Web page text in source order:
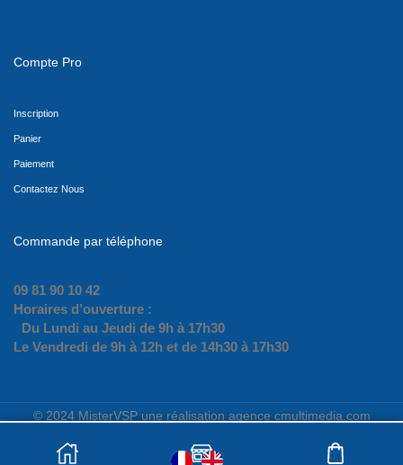
Compte Pro
Inscription
Panier
Paiement
Contactez Nous
Commande par téléphone
09 81 90 10 42
Horaires d’ouverture :
Du Lundi au Jeudi de 9h à 17h30
Le Vendredi de 9h à 12h et de 14h30 à 17h30
© 2024 MisterVSP une réalisation agence cmultimedia.com
quantité
AJOUTER AU PANIER